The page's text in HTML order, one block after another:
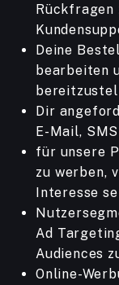
Rückfragen
Deine
bearbeiten
Dir
E-Mail,
für unsere
zu werben,
Interesse
Ad
Audiences
Online-